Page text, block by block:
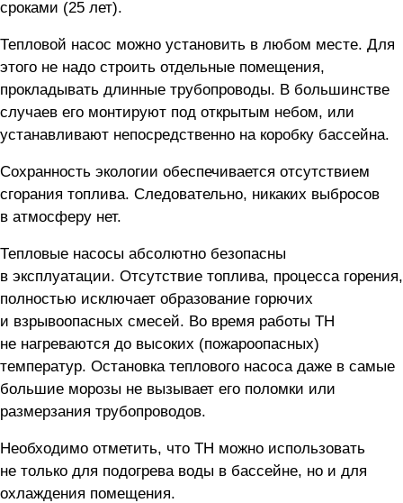
сроками (25 лет).
Тепловой насос можно установить в любом месте. Для
этого не надо строить отдельные помещения,
прокладывать длинные трубопроводы. В большинстве
случаев его монтируют под открытым небом, или
устанавливают непосредственно на коробку бассейна.
Сохранность экологии обеспечивается отсутствием
сгорания топлива. Следовательно, никаких выбросов
в атмосферу нет.
Тепловые насосы абсолютно безопасны
в эксплуатации. Отсутствие топлива, процесса горения,
полностью исключает образование горючих
и взрывоопасных смесей. Во время работы ТН
не нагреваются до высоких (пожароопасных)
температур. Остановка теплового насоса даже в самые
большие морозы не вызывает его поломки или
размерзания трубопроводов.
Необходимо отметить, что ТН можно использовать
не только для подогрева воды в бассейне, но и для
охлаждения помещения.